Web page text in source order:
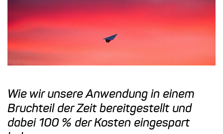
Wie wir unsere Anwendung in einem
Bruchteil der Zeit bereitgestellt und
dabei 100 % der Kosten eingespart